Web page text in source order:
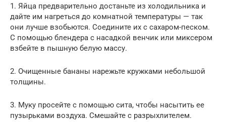
1. Яйца предварительно достаньте из холодильника и
дайте им нагреться до комнатной температуры — так
они лучше взобьются. Соедините их с сахаром-песком.
С помощью блендера с насадкой венчик или миксером
взбейте в пышную белую массу.
2. Очищенные бананы нарежьте кружками небольшой
толщины.
3. Муку просейте с помощью сита, чтобы насытить ее
пузырьками воздуха. Смешайте с разрыхлителем.